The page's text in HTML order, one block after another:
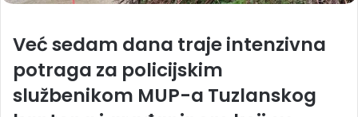
Već sedam dana traje intenzivna
potraga za policijskim
službenikom MUP-a Tuzlanskog